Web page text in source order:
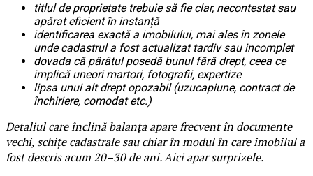
titlul de proprietate trebuie să fie clar, necontestat sau
apărat eficient în instanță
identificarea exactă a imobilului, mai ales în zonele
unde cadastrul a fost actualizat tardiv sau incomplet
dovada că pârâtul posedă bunul fără drept, ceea ce
implică uneori martori, fotografii, expertize
lipsa unui alt drept opozabil (uzucapiune, contract de
închiriere, comodat etc.)
Detaliul care înclină balanța apare frecvent în documente
vechi, schițe cadastrale sau chiar în modul în care imobilul a
fost descris acum 20–30 de ani. Aici apar surprizele.